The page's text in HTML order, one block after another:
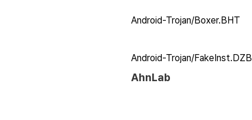
Android-Trojan/Boxer.BHT
Android-Trojan/FakeInst.DZB
AhnLab